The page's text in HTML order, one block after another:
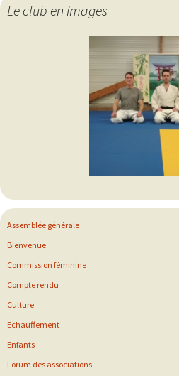
Le club en images
Assemblée générale
Bienvenue
Commission féminine
Compte rendu
Culture
Echauffement
Enfants
Forum des associations